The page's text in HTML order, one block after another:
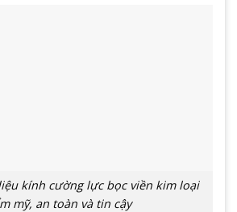
kính cường lực bọc viền kim loại
mỹ, an toàn và tin cậy